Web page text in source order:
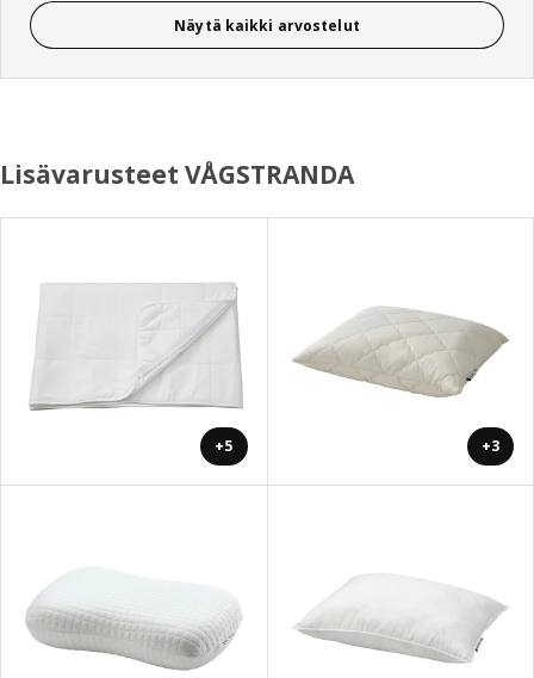
Näytä kaikki arvostelut
Lisävarusteet VÅGSTRANDA
+5 +3